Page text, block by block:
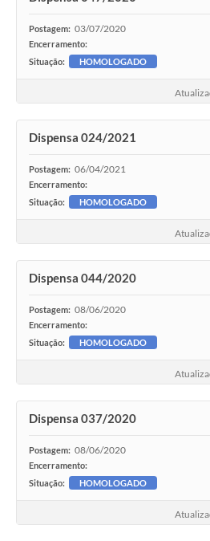
Postagem: 03/07/2020
Encerramento:
Situação:
HOMOLOGADO
Dispensa 024/2021
Postagem: 06/04/2021
Encerramento:
Situação:
HOMOLOGADO
Dispensa 044/2020
Postagem: 08/06/2020
Encerramento:
Situação:
HOMOLOGADO
Dispensa 037/2020
Postagem: 08/06/2020
Encerramento:
Situação:
HOMOLOGADO